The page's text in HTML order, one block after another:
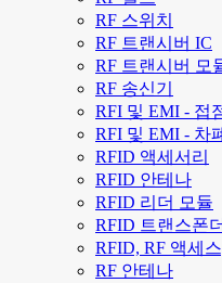
RF 스위치
RF 트랜시버 IC
RF 트랜시버 모
RF 송신기
RFI 및 EMI - 접
RFI 및 EMI - 차
RFID 액세서리
RFID 안테나
RFID 리더 모듈
RFID 트랜스폰
RFID, RF 액세
RF 안테나